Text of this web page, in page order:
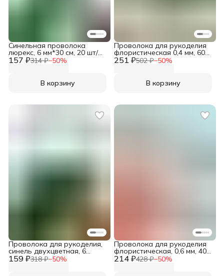
157 ₽314 ₽−50%
Синельная проволока
люрекс, 6 мм*30 см, 20 шт/
упак, цвет зеленый,
В корзину
251 ₽502 ₽−50%
Проволока для рукоделия
флористическая 0,4 мм, 60
см, 100 шт, Astra&Craft
В корзину
159 ₽318 ₽−50%
Проволока для рукоделия,
синель двухцветная, 6
мм*30 см, 30 шт/упак, 214 ₽428 ₽−50%
Проволока для рукоделия
флористическая, 0,6 мм, 40
см, 50 шт, Astra&Craft,